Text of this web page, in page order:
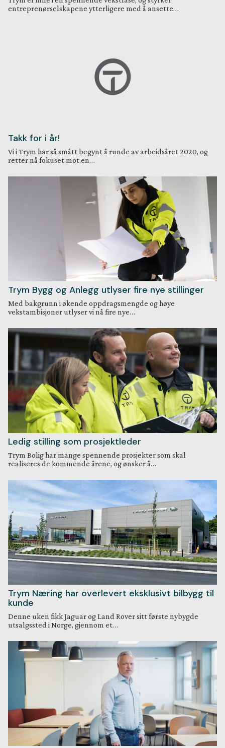
entreprenørselskapene ytterligere med å ansette…
Takk for i år!
Vi i Trym har så smått begynt å runde av arbeidsåret 2020, og
retter nå fokuset mot en…
Trym Bygg og Anlegg utlyser fire nye stillinger
Med bakgrunn i økende oppdragsmengde og høye
vekstambisjoner utlyser vi nå fire nye…
Ledig stilling som prosjektleder
Trym Bolig har mange spennende prosjekter som skal
realiseres de kommende årene, og ønsker å…
Trym Næring har overlevert eksklusivt bilbygg til
kunde
Denne uken fikk Jaguar og Land Rover sitt første nybygde
utsalgssted i Norge, gjennom et…